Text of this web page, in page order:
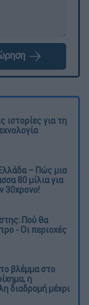
ιστορίες για τη
– Πώς μια
80 μίλια για
30χρονο!
Πού θα
- Οι περιοχές
βλέμμα στο
η
διαδρομή μέχρι